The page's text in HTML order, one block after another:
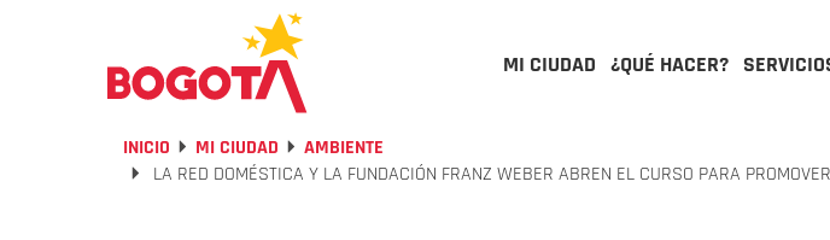
MI CIUDAD ¿QUÉ HACER?
INICIO MI CIUDAD
AMBIENTE
LA RED DOMÉSTICA Y LA FUNDACIÓN FRANZ WEBER ABREN EL CURSO PARA